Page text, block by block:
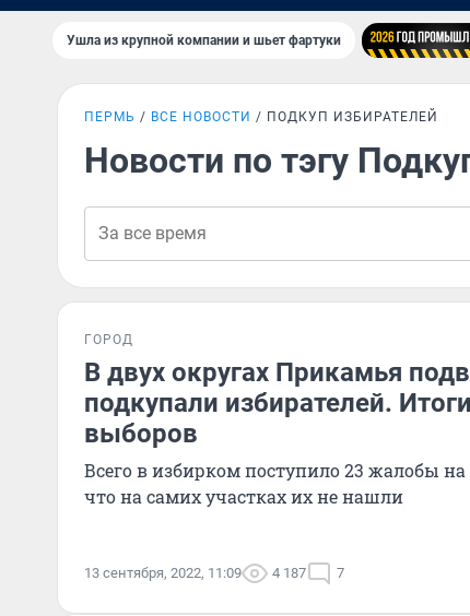
Ушла из крупной компании и шьет фартуки
ПЕРМЬ ВСЕ НОВОСТИ ПОДКУП ИЗБИРАТЕЛЕЙ
Новости по тэгу
ГОРОД
В двух округах Прикамья
подкупали избирателей.
выборов
Всего в избирком поступило 23 жалобы
что на самих участках их не нашли
13 сентября, 2022, 11:09 4 187 7